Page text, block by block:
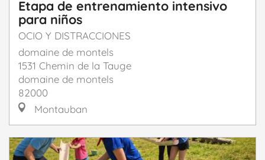
Etapa de entrenamiento intensivo
para niños
OCIO Y DISTRACCIONES
domaine de montels
1531 Chemin de la Tauge
domaine de montels
82000
Montauban